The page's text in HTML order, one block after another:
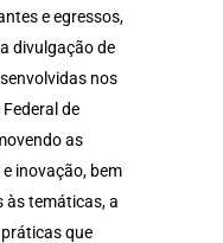
e egressos,
divulgação de
nos
de
as
inovação, bem
às temáticas, a
que